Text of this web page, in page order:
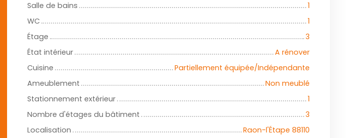
Salle de bains
1
WC
1
Étage
3
État intérieur
A rénover
Cuisine
Partiellement équipée/Indépendante
Ameublement
Non meublé
Stationnement extérieur
1
Nombre d'étages du bâtiment
3
Localisation
Raon-l'Étape 88110